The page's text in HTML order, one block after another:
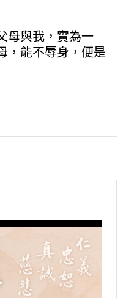
母與我，實為一
，能不辱身，便是